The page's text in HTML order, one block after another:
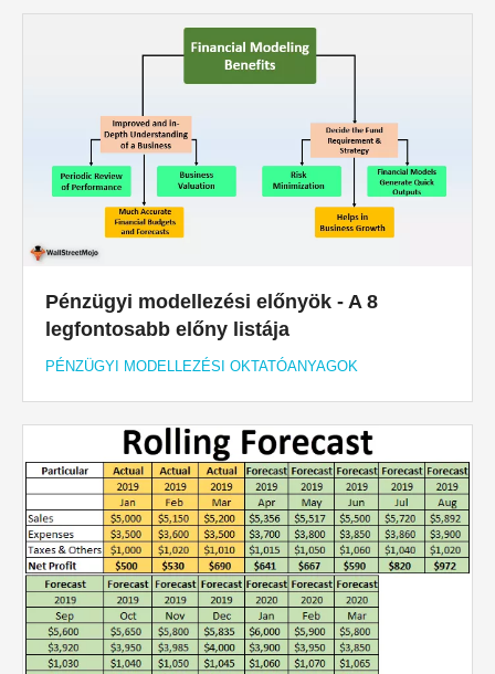
Pénzügyi modellezési előnyök - A 8
legfontosabb előny listája
PÉNZÜGYI MODELLEZÉSI OKTATÓANYAGOK